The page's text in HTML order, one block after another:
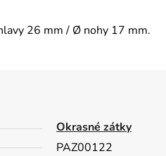
26 mm / Ø nohy 17 mm.
Okrasné zátky
PAZ00122